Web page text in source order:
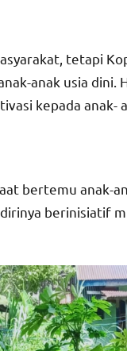
tetapi
anak usia
kepada anak-
bertemu anak-
berinisiatif